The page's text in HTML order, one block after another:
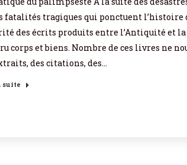
fatalités tragiques qui ponctuent l’histoire
des écrits produits entre l’Antiquité et
corps et biens. Nombre de ces livres ne
des citations, des…
suite